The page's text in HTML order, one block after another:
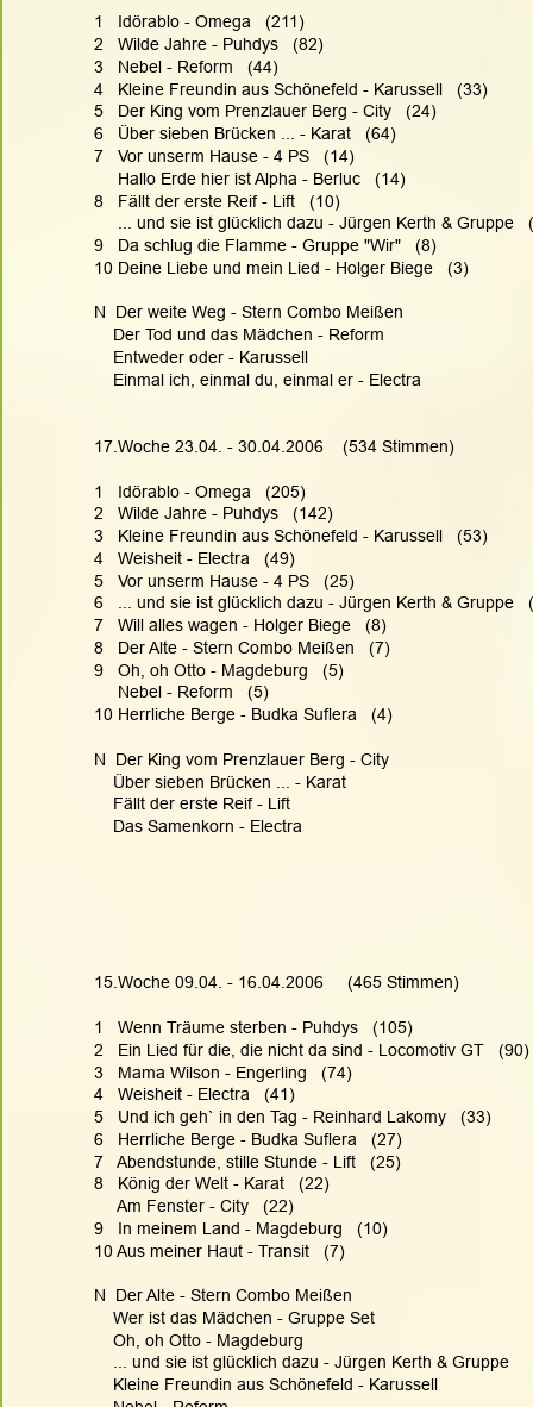
1   Idörablo - Omega   (211)
2   Wilde Jahre - Puhdys   (82)
3   Nebel - Reform   (44)
4   Kleine Freundin aus Schönefeld - Karussell   (33)
5   Der King vom Prenzlauer Berg - City   (24)
6   Über sieben Brücken ... - Karat   (64)
7   Vor unserm Hause - 4 PS   (14)
     Hallo Erde hier ist Alpha - Berluc   (14)
8   Fällt der erste Reif - Lift   (10)
... und sie ist glücklich dazu - Jürgen Kerth & Gruppe
9   Da schlug die Flamme - Gruppe "Wir"   (8)
10 Deine Liebe und mein Lied - Holger Biege   (3)
N  Der weite Weg - Stern Combo Meißen
    Der Tod und das Mädchen - Reform
    Entweder oder - Karussell
    Einmal ich, einmal du, einmal er - Electra
17.Woche 23.04. - 30.04.2006    (534 Stimmen)
1   Idörablo - Omega   (205)
2   Wilde Jahre - Puhdys   (142)
3   Kleine Freundin aus Schönefeld - Karussell   (53)
4   Weisheit - Electra   (49)
5   Vor unserm Hause - 4 PS   (25)
6   ... und sie ist glücklich dazu - Jürgen Kerth & Gruppe
7   Will alles wagen - Holger Biege   (8)
8   Der Alte - Stern Combo Meißen   (7)
9   Oh, oh Otto - Magdeburg   (5)
     Nebel - Reform   (5)
10 Herrliche Berge - Budka Suflera   (4)
N  Der King vom Prenzlauer Berg - City
    Über sieben Brücken ... - Karat
    Fällt der erste Reif - Lift
    Das Samenkorn - Electra
15.Woche 09.04. - 16.04.2006     (465 Stimmen)
1   Wenn Träume sterben - Puhdys   (105)
2   Ein Lied für die, die nicht da sind - Locomotiv GT   (90)
3   Mama Wilson - Engerling   (74)
4   Weisheit - Electra   (41)
5   Und ich geh` in den Tag - Reinhard Lakomy   (33)
6   Herrliche Berge - Budka Suflera   (27)
7   Abendstunde, stille Stunde - Lift   (25)
8   König der Welt - Karat   (22)
     Am Fenster - City   (22)
9   In meinem Land - Magdeburg   (10)
10 Aus meiner Haut - Transit   (7)
N  Der Alte - Stern Combo Meißen
    Wer ist das Mädchen - Gruppe Set
    Oh, oh Otto - Magdeburg
    ... und sie ist glücklich dazu - Jürgen Kerth & Gruppe
    Kleine Freundin aus Schönefeld - Karussell